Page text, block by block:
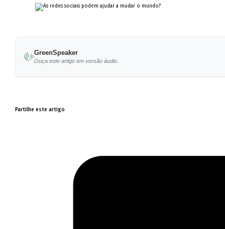
GreenSpeaker
Ouça este artigo em versão áudio.
Partilhe este artigo